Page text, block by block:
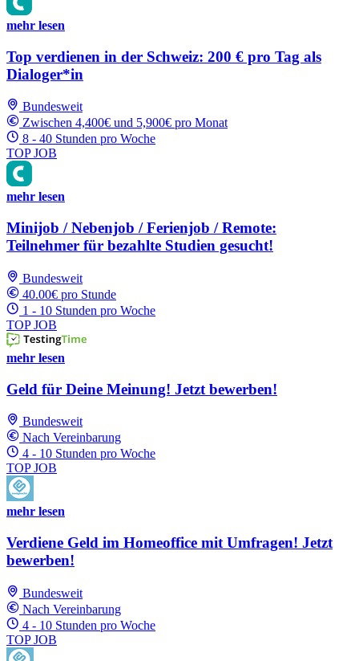
mehr lesen
Top verdienen in der Schweiz: 200 € pro Tag als
Dialoger*in
Bundesweit
Zwischen 4,400€ und 5,900€ pro Monat
8 - 40 Stunden pro Woche
TOP JOB
mehr lesen
Minijob / Nebenjob / Ferienjob / Remote:
Teilnehmer für bezahlte Studien gesucht!
Bundesweit
40.00€ pro Stunde
1 - 10 Stunden pro Woche
TOP JOB
mehr lesen
Geld für Deine Meinung! Jetzt bewerben!
Bundesweit
Nach Vereinbarung
4 - 10 Stunden pro Woche
TOP JOB
mehr lesen
Verdiene Geld im Homeoffice mit Umfragen! Jetzt
bewerben!
Bundesweit
Nach Vereinbarung
4 - 10 Stunden pro Woche
TOP JOB